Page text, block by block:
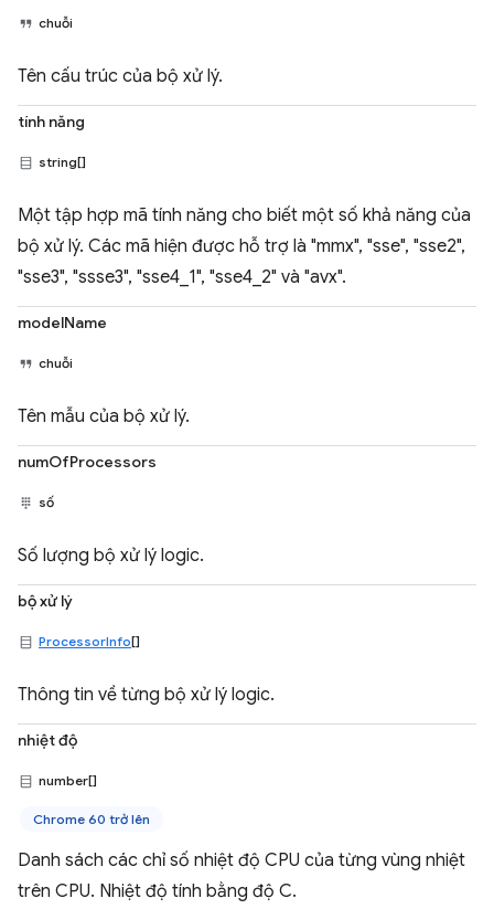
chuỗi
Tên cấu trúc của bộ xử lý.
tính năng
string[]
Một tập hợp mã tính năng cho biết một số khả năng của
bộ xử lý. Các mã hiện được hỗ trợ là "mmx", "sse", "sse2",
"sse3", "ssse3", "sse4_1", "sse4_2" và "avx".
modelName
chuỗi
Tên mẫu của bộ xử lý.
numOfProcessors
số
Số lượng bộ xử lý logic.
bộ xử lý
ProcessorInfo[]
Thông tin về từng bộ xử lý logic.
nhiệt độ
number[]
Chrome 60 trở lên
Danh sách các chỉ số nhiệt độ CPU của từng vùng nhiệt
trên CPU. Nhiệt độ tính bằng độ C.